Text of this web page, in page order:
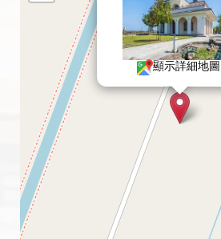
顯示詳細地圖